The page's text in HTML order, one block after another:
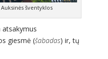
šventyklos
atsakymus
giesmė (šabadas) ir, tų